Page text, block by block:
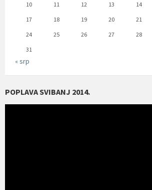
10
11 12 13 14
17
18 19 20 21
24
25 26 27 28
31
« srp
POPLAVA SVIBANJ 2014.